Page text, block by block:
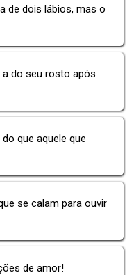
de dois lábios, mas o
a do seu rosto após
que aquele que
se calam para ouvir
de amor!